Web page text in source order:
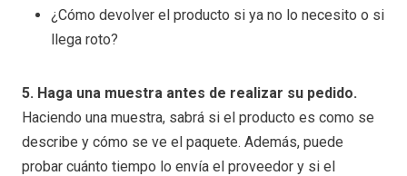
¿Cómo devolver el producto si ya no lo necesito o si
llega roto?
5. Haga una muestra antes de realizar su pedido.
Haciendo una muestra, sabrá si el producto es como se
describe y cómo se ve el paquete. Además, puede
probar cuánto tiempo lo envía el proveedor y si el